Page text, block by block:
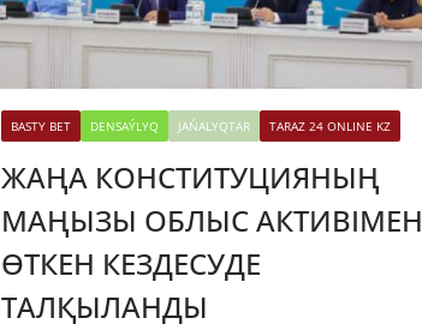
BASTY BET DENSAÝLYQ JAŃALYQTAR TARAZ 24 ONLINE KZ
ЖАҢА КОНСТИТУЦИЯНЫҢ
МАҢЫЗЫ ОБЛЫС АКТИВІМЕН
ӨТКЕН КЕЗДЕСУДЕ
ТАЛҚЫЛАНДЫ